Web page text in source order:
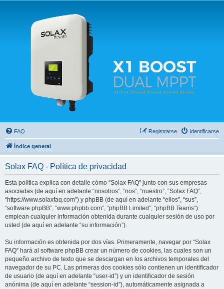
Solax FAQ
Lugar para intercambiar dudas sobre inversores solares Solax y temas relacionados.
FAQ Identificarse
Registrarse
Índice general
Solax FAQ - Política de privacidad
Esta política explica con detalle cómo “Solax FAQ” junto con sus empresas
asociadas (de aquí en adelante “nosotros”, “nos”, “nuestro”, “Solax FAQ”,
“https://www.solaxfaq.com”) y phpBB (de aquí en adelante “ellos”, “sus”,
“software phpBB”, “www.phpbb.com”, “phpBB Limited”, “phpBB Teams”)
emplean cualquier información obtenida durante cualquier sesión de uso por
usted (de aquí en adelante “su información”).
Su información es obtenida por dos vías. Primeramente, navegar por “Solax
FAQ” hará al software phpBB crear un número de cookies, las cuales son un
pequeño archivo de texto que se descargan en los archivos temporales del
navegador de su PC. Las primeras dos cookies sólo contienen un identificador
de usuario (de aquí en adelante “user-id”) y un identificador de sesión
anónima (de aquí en adelante “session-id”), automáticamente asignada a